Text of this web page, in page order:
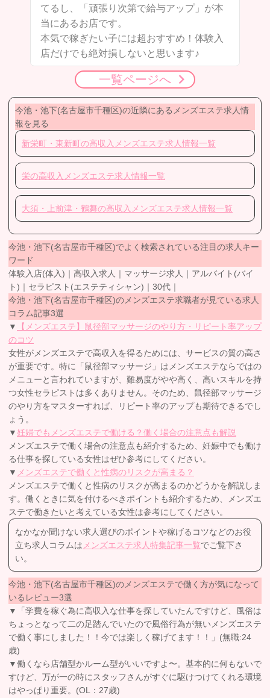
てるし、「頑張り次第で給与アップ」が本
当にあるお店です。
本気で稼ぎたい子には超おすすめ！体験入
店だけでも絶対損しないと思います♪
一覧ページへ
今池・池下(名古屋市千種区)の近隣にあるメンズエステ求人情
報を見る
新栄町・東新町の高収入メンズエステ求人情報一覧
栄の高収入メンズエステ求人情報一覧
大須・上前津・鶴舞の高収入メンズエステ求人情報一覧
今池・池下(名古屋市千種区)でよく検索されている注目の求人キー
ワード
体験入店(体入)｜高収入求人｜マッサージ求人｜アルバイト(バイ
ト)｜セラピスト(エステティシャン)｜30代｜
今池・池下(名古屋市千種区)のメンズエステ求職者が見ている求人
コラム記事3選
▼
【メンズエステ】鼠径部マッサージのやり方・リピート率アップ
のコツ
女性がメンズエステで高収入を得るためには、サービスの質の高さ
が重要です。特に「鼠径部マッサージ」はメンズエステならではの
メニューと言われていますが、難易度がやや高く、高いスキルを持
つ女性セラピストは多くありません。そのため、鼠径部マッサージ
のやり方をマスターすれば、リピート率のアップも期待できるでし
ょう。
▼ 妊婦でもメンズエステで働ける？働く場合の注意点も解説
メンズエステで働く場合の注意点も紹介するため、妊娠中でも働け
る仕事を探している女性はぜひ参考にしてください。
▼ メンズエステで働くと性病のリスクが高まる？
メンズエステで働くと性病のリスクが高まるのかどうかを解説しま
す。働くときに気を付けるべきポイントも紹介するため、メンズエ
ステで働きたいと考えている女性は参考にしてください。
なかなか聞けない求人選びのポイントや稼げるコツなどのお役
立ち求人コラムは メンズエステ求人特集記事一覧でご覧下さ
い。
今池・池下(名古屋市千種区)のメンズエステで働く方が気になって
いるレビュー3選
▼「学費を稼ぐ為に高収入な仕事を探していたんですけど、風俗は
ちょっとなって二の足踏んでいたので風俗行為が無いメンズエステ
で働く事にしました！！今では楽しく稼げてます！！」(無職:24
歳)
▼働くなら店舗型かルーム型がいいですよ〜。基本的に何もないで
すけど、万が一の時にスタッフさんがすぐに駆けつけてくれる環境
はやっぱり重要。(OL：27歳)